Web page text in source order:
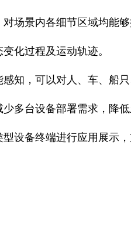
场景内各细节区域均能够
化过程及运动轨迹。
知，可以对人、车、船
多台设备部署需求，降
设备终端进行应用展示